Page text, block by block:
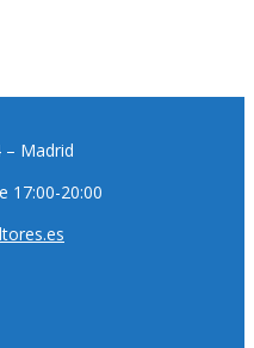
– Madrid
17:00-20:00